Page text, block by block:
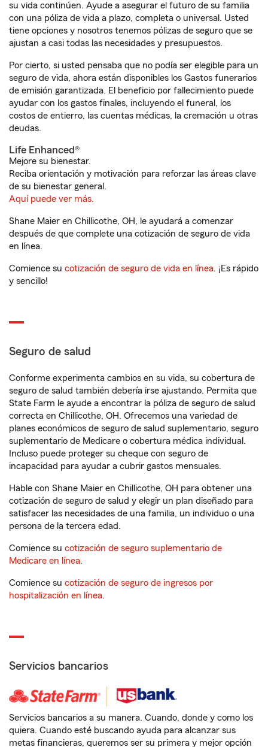
su vida continúen. Ayude a asegurar el futuro de su familia
con una póliza de vida a plazo, completa o universal. Usted
tiene opciones y nosotros tenemos pólizas de seguro que se
ajustan a casi todas las necesidades y presupuestos.
Por cierto, si usted pensaba que no podía ser elegible para un
seguro de vida, ahora están disponibles los Gastos funerarios
de emisión garantizada. El beneficio por fallecimiento puede
ayudar con los gastos finales, incluyendo el funeral, los
costos de entierro, las cuentas médicas, la cremación u otras
deudas.
Life Enhanced®
Mejore su bienestar.
Reciba orientación y motivación para reforzar las áreas clave
de su bienestar general.
Aquí puede ver más.
Shane Maier en Chillicothe, OH, le ayudará a comenzar
después de que complete una cotización de seguro de vida
en línea.
Comience su cotización de seguro de vida en línea. ¡Es rápido
y sencillo!
Seguro de salud
Conforme experimenta cambios en su vida, su cobertura de
seguro de salud también debería irse ajustando. Permita que
State Farm le ayude a encontrar la póliza de seguro de salud
correcta en Chillicothe, OH. Ofrecemos una variedad de
planes económicos de seguro de salud suplementario, seguro
suplementario de Medicare o cobertura médica individual.
Incluso puede proteger su cheque con seguro de
incapacidad para ayudar a cubrir gastos mensuales.
Hable con Shane Maier en Chillicothe, OH para obtener una
cotización de seguro de salud y elegir un plan diseñado para
satisfacer las necesidades de una familia, un individuo o una
persona de la tercera edad.
Comience su cotización de seguro suplementario de
Medicare en línea.
Comience su cotización de seguro de ingresos por
hospitalización en línea.
Servicios bancarios
Servicios bancarios a su manera. Cuando, donde y como los
quiera. Cuando esté buscando ayuda para alcanzar sus
metas financieras, queremos ser su primera y mejor opción